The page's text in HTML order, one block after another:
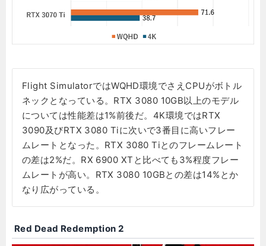
Flight SimulatorではWQHD環境でさえCPUがボトル
ネックとなっている。RTX 3080 10GB以上のモデル
については性能差は1%前後だ。4K環境ではRTX
3090及びRTX 3080 Tiに次いで3番目に高いフレー
ムレートとなった。RTX 3080 Tiとのフレームレート
の差は2%だ。RX 6900 XTと比べても3%程度フレー
ムレートが高い。RTX 3080 10GBとの差は14%とか
なり広がっている。
Red Dead Redemption 2